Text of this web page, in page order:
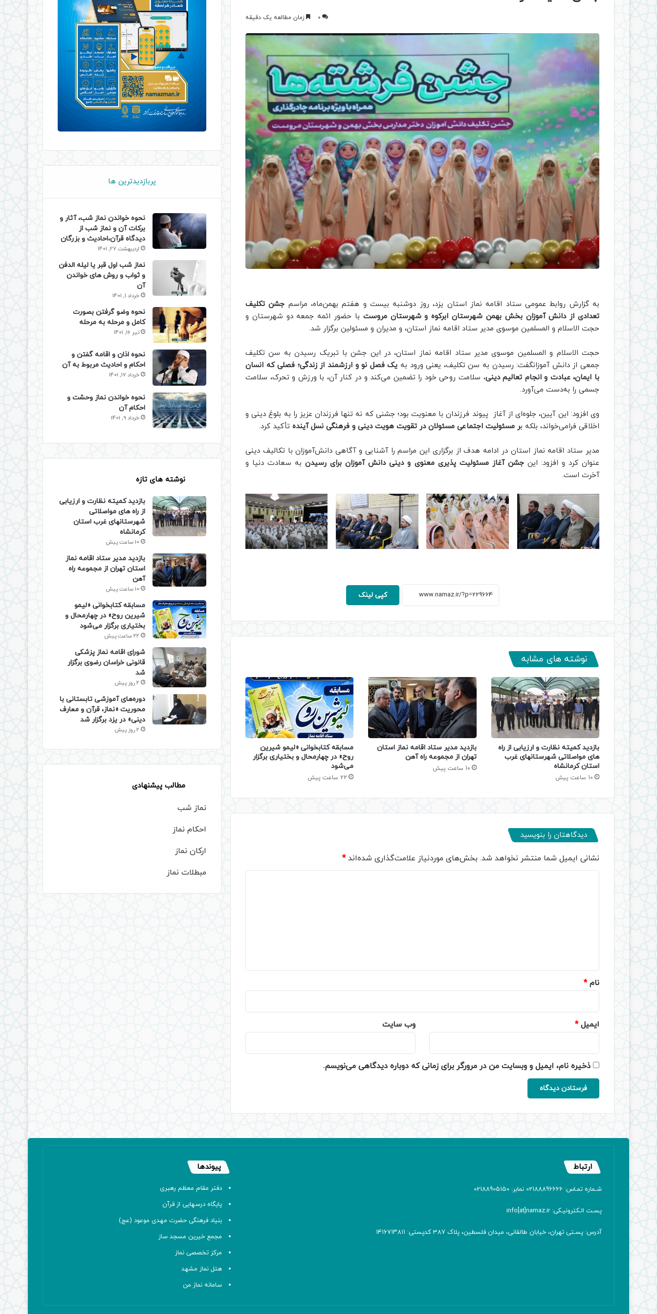
0 زمان مطالعه یک دقیقه
به گزارش روابط عمومی ستاد اقامه نماز استان یزد، روز دوشنبه بیست و هفتم بهمن‌ماه، مراسم جشن تکلیف
تعدادی از دانش آموزان بخش بهمن شهرستان ابرکوه و شهرستان مروست با حضور ائمه جمعه دو شهرستان و
حجت الاسلام و المسلمین موسوی مدیر ستاد اقامه نماز استان، و مدیران و مسئولین برگزار شد.
حجت الاسلام و المسلمین موسوی مدیر ستاد اقامه نماز استان، در این جشن با تبریک رسیدن به سن تکلیف
جمعی از دانش آموزانگفت: رسیدن به سن تکلیف، یعنی ورود به یک فصل نو و ارزشمند از زندگی؛ فصلی که انسان
با ایمان، عبادت و انجام تعالیم دینی، سلامت روحی خود را تضمین می‌کند و در کنار آن، با ورزش و تحرک، سلامت
جسمی را به‌دست می‌آورد.
وی افزود: این آیین، جلوه‌ای از آغاز پیوند فرزندان با معنویت بود؛ جشنی که نه تنها فرزندان عزیز را به بلوغ دینی و
اخلاقی فرامی‌خواند، بلکه بر مسئولیت اجتماعی مسئولان در تقویت هویت دینی و فرهنگی نسل آینده تأکید کرد.
مدیر ستاد اقامه نماز استان در ادامه هدف از برگزاری این مراسم را آشنایی و آگاهی دانش‌آموزان با تکالیف دینی
عنوان کرد و افزود: اینجشن آغاز مسئولیت پذیری معنوی و دینی دانش آموزان برای رسیدنبه سعادت دنیا و
آخرت است.
کپی لینک
نوشته های مشابه
بازدید کمیته نظارت و ارزیابی از راه
های مواصلاتی شهرستانهای غرب
استان کرمانشاه
10 ساعت پیش
بازدید مدیر ستاد اقامه نماز استان
تهران از مجموعه راه آهن
10 ساعت پیش
مسابقه کتابخوانی «لیمو شیرین
روح» در چهارمحال و بختیاری برگزار
می‌شود
22 ساعت پیش
دیدگاهتان را بنویسید
نشانی ایمیل شما منتشر نخواهد شد. بخش‌های موردنیاز علامت‌گذاری شده‌اند*
نام*
ایمیل* وب‌ سایت
ذخیره نام، ایمیل و وبسایت من در مرورگر برای زمانی که دوباره دیدگاهی می‌نویسم.
پربازدیدترین ها
نحوه خواندن نماز شب، آثار و
برکات آن و نماز شب از
دیدگاه قرآن،احادیث و بزرگان
اردیبهشت 27, 1401
نماز شب اول قبر یا لیله الدفن
و ثواب و روش های خواندن
آن
خرداد 1, 1401
نحوه وضو گرفتن بصورت
کامل و مرحله به مرحله
تیر 16, 1401
نحوه اذان و اقامه گفتن و
احکام و احادیث مربوط به آن
خرداد 17, 1401
نحوه خواندن نماز وحشت و
احکام آن
خرداد 9, 1401
نوشته های تازه
بازدید کمیته نظارت و ارزیابی
از راه های مواصلاتی
شهرستانهای غرب استان
کرمانشاه
10 ساعت پیش
بازدید مدیر ستاد اقامه نماز
استان تهران از مجموعه راه
آهن
10 ساعت پیش
مسابقه کتابخوانی «لیمو
شیرین روح» در چهارمحال و
بختیاری برگزار می‌شود
22 ساعت پیش
شورای اقامه نماز پزشکی
قانونی خراسان رضوی برگزار
شد
2 روز پیش
دوره‌های آموزشی تابستانی با
محوریت «نماز، قرآن و معارف
دینی» در یزد برگزار شد
2 روز پیش
مطالب پیشنهادی
نماز شب
احکام نماز
ارکان نماز
مبطلات نماز
ارتباط
شـماره تمـاس: 02188896666 نمابر: 02188905150
پسـت الـکترونیـکی: info[at]namaz.ir
آدرس: پسـتی تهران، خیابان طالقانی، میدان فلسطین، پلاک 387 کدپستی: ۱۴۱۶۷۱۳۸۱۱
پیوندها
دفتر مقام معظم رهبری
پایگاه درسهایی از قرآن
بنیاد فرهنگی حضرت مهدی موعود (عج)
مجمع خیرین مسجد ساز
مرکز تخصصی نماز
هتل نماز مشهد
سامانه نماز من